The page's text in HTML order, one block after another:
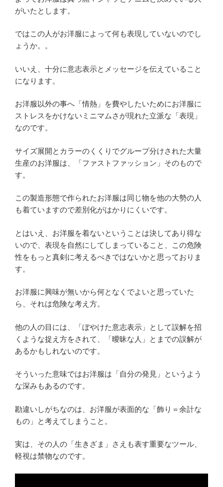
がいたとします。
ではこの人がお洋服によって何も表現していないのでし
ょうか。。
いいえ、十分に意志表示とメッセージを伝えていること
になります。
お洋服以外の事へ「情熱」を費やしたいためにお洋服に
ストレスをかけないミニマムさが現れた立派な「表現」
なのです。
サイズ展開とカラーのくくりでグループ分けされた大量
生産のお洋服は、「ファストファッション」そのもので
す。
この製造形態で作られたお洋服は同じ物を他の大勢の人
も着ていますので差別化がはかりにくいです。
とはいえ、お洋服を着ないということは決してあり得な
いので、表現を自然にしてしまっていること、この危険
性をもっと真剣に考えるべきではないかと思っておりま
す。
お洋服に興味が無いから何となくでよいと思っていた
ら、それは危険な考え方。
他の人の目には、「ぼやけた意志表示」として誤解を招
くような捉え方をされて、「曖昧な人」とまでの誤解が
あるかもしれないのです。
そういった意味ではお洋服は「自分の発見」というよう
な深みもあるのです。
勘違いしがちなのは、お洋服が表面的な「飾り＝余計な
もの」と考えてしまうこと。
実は、その人の「生きざま」さえも表す重要なツール、
軽視は禁物なのです。